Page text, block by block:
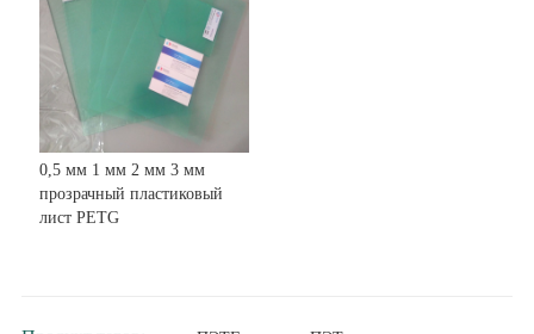
0,5 мм 1 мм 2 мм 3 мм
прозрачный пластиковый
лист PETG